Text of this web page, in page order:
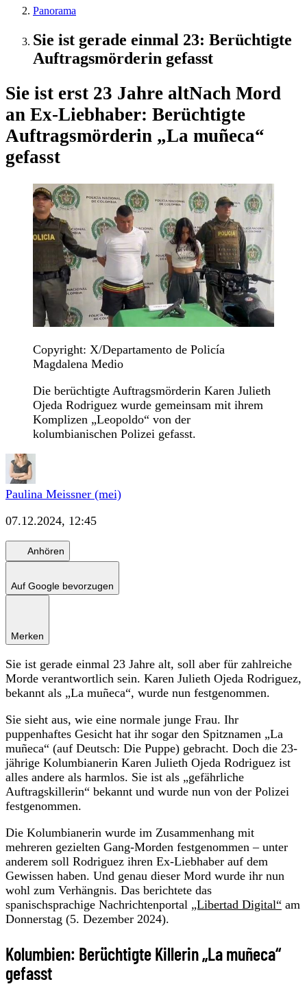
Panorama
Sie ist gerade einmal 23: Berüchtigte
Auftragsmörderin gefasst
Sie ist erst 23 Jahre altNach Mord
an Ex-Liebhaber: Berüchtigte
Auftragsmörderin „La muñeca“
gefasst
Copyright: X/Departamento de Policía
Magdalena Medio
Die berüchtigte Auftragsmörderin Karen Julieth
Ojeda Rodriguez wurde gemeinsam mit ihrem
Komplizen „Leopoldo“ von der
kolumbianischen Polizei gefasst.
Paulina Meissner (mei)
07.12.2024, 12:45
Anhören
Auf Google bevorzugen
Merken
Sie ist gerade einmal 23 Jahre alt, soll aber für zahlreiche
Morde verantwortlich sein. Karen Julieth Ojeda Rodriguez,
bekannt als „La muñeca“, wurde nun festgenommen.
Sie sieht aus, wie eine normale junge Frau. Ihr
puppenhaftes Gesicht hat ihr sogar den Spitznamen „La
muñeca“ (auf Deutsch: Die Puppe) gebracht. Doch die 23-
jährige Kolumbianerin Karen Julieth Ojeda Rodriguez ist
alles andere als harmlos. Sie ist als „gefährliche
Auftragskillerin“ bekannt und wurde nun von der Polizei
festgenommen.
Die Kolumbianerin wurde im Zusammenhang mit
mehreren gezielten Gang-Morden festgenommen – unter
anderem soll Rodriguez ihren Ex-Liebhaber auf dem
Gewissen haben. Und genau dieser Mord wurde ihr nun
wohl zum Verhängnis. Das berichtete das
spanischsprachige Nachrichtenportal „Libertad Digital“ am
Donnerstag (5. Dezember 2024).
Kolumbien: Berüchtigte Killerin „La muñeca“
gefasst